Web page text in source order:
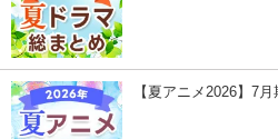
【夏アニメ2026】7